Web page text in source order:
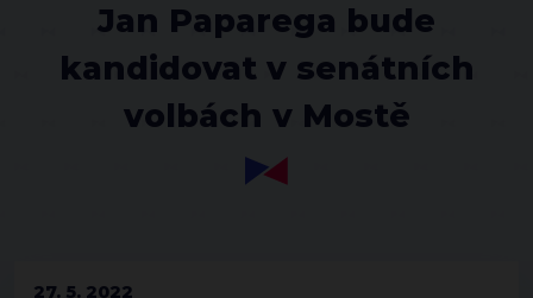
Jan Paparega bude
kandidovat v senátních
volbách v Mostě
27. 5. 2022